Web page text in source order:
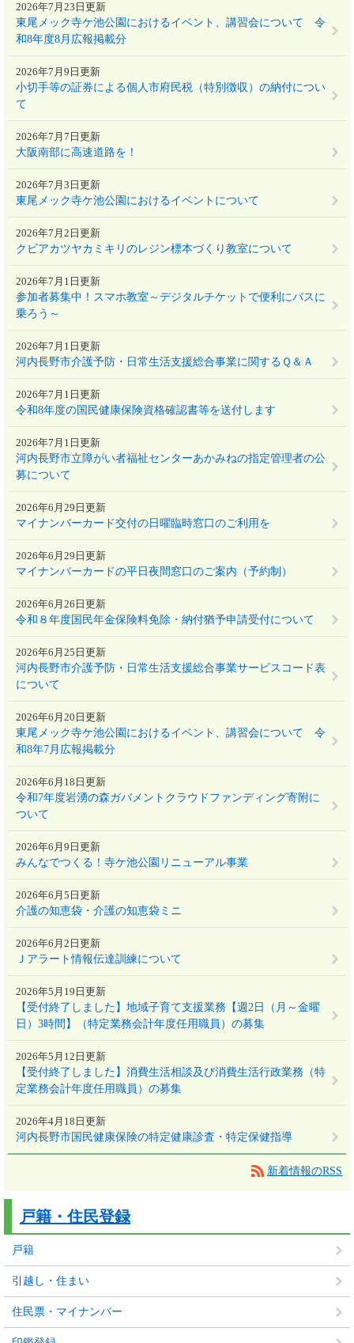
東尾メック寺ケ池公園におけるイベント、講習会について 令
和8年度8月広報掲載分
2026年7月23日更新
小切手等の証券による個人市府民税（特別徴収）の納付につい
て
2026年7月9日更新
大阪南部に高速道路を！
2026年7月7日更新
東尾メック寺ケ池公園におけるイベントについて
2026年7月3日更新
クビアカツヤカミキリのレジン標本づくり教室について
2026年7月2日更新
参加者募集中！スマホ教室～デジタルチケットで便利にバスに
乗ろう～
2026年7月1日更新
河内長野市介護予防・日常生活支援総合事業に関するＱ＆Ａ
2026年7月1日更新
令和8年度の国民健康保険資格確認書等を送付します
2026年7月1日更新
河内長野市立障がい者福祉センターあかみねの指定管理者の公
募について
2026年7月1日更新
マイナンバーカード交付の日曜臨時窓口のご利用を
2026年6月29日更新
マイナンバーカードの平日夜間窓口のご案内（予約制）
2026年6月29日更新
令和８年度国民年金保険料免除・納付猶予申請受付について
2026年6月26日更新
河内長野市介護予防・日常生活支援総合事業サービスコード表
について
2026年6月25日更新
東尾メック寺ケ池公園におけるイベント、講習会について 令
和8年7月広報掲載分
2026年6月20日更新
令和7年度岩湧の森ガバメントクラウドファンディング寄附に
ついて
2026年6月18日更新
みんなでつくる！寺ケ池公園リニューアル事業
2026年6月9日更新
介護の知恵袋・介護の知恵袋ミニ
2026年6月5日更新
Ｊアラート情報伝達訓練について
2026年6月2日更新
【受付終了しました】地域子育て支援業務【週2日（月～金曜
日）3時間】（特定業務会計年度任用職員）の募集
2026年5月19日更新
【受付終了しました】消費生活相談及び消費生活行政業務（特
定業務会計年度任用職員）の募集
2026年5月12日更新
河内長野市国民健康保険の特定健康診査・特定保健指導
2026年4月18日更新
新着情報のRSS
戸籍・住民登録
戸籍
引越し・住まい
住民票・マイナンバー